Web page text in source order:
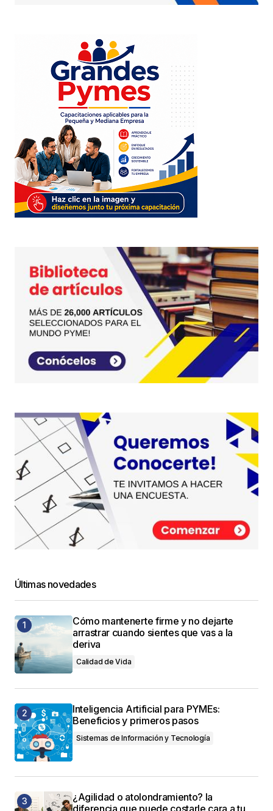
Últimas novedades
Cómo mantenerte firme y no dejarte
arrastrar cuando sientes que vas a la
deriva
Calidad de Vida
Inteligencia Artificial para PYMEs:
Beneficios y primeros pasos
Sistemas de Información y Tecnología
¿Agilidad o atolondramiento? la
diferencia que puede costarle cara a tu